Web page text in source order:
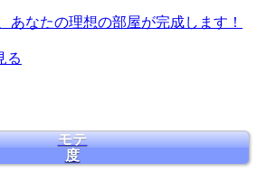
あなたの理想の部屋が完成します！
る
モテ
度